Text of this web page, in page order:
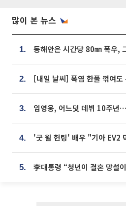
많이 본 뉴스
1.
2.
3.
4.
5.